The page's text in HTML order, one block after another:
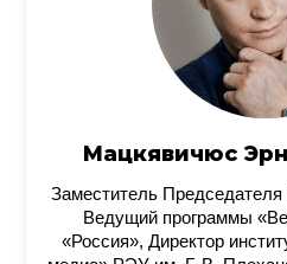
Мацкявичюс
Заместитель
Ведущий программы
«Россия», Директор